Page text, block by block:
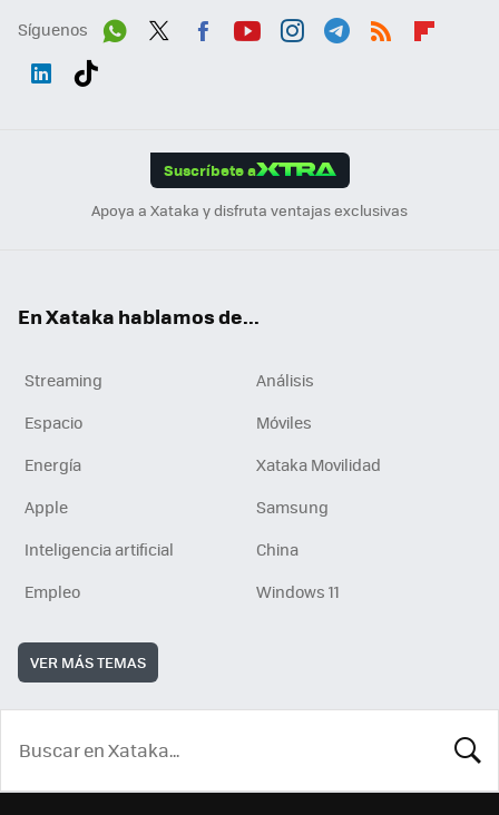
Síguenos
Suscríbete a
Apoya a Xataka y disfruta ventajas exclusivas
En Xataka hablamos de...
Streaming
Análisis
Espacio
Móviles
Energía
Xataka Movilidad
Apple
Samsung
Inteligencia artificial
China
Empleo
Windows 11
VER MÁS TEMAS